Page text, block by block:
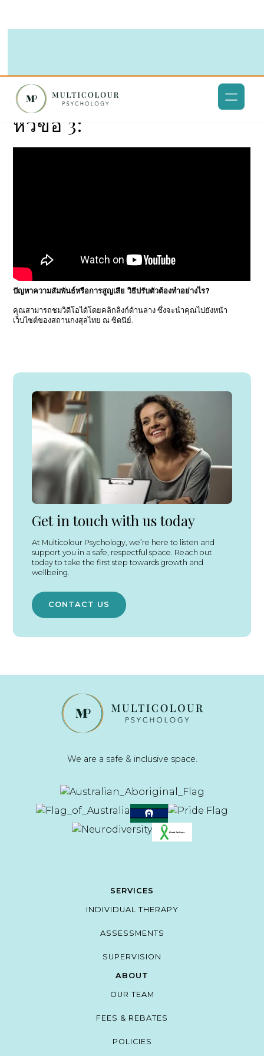
หัวข้อ 3:
ปัญหาความสัมพันธ์หรือการสูญเสีย วิธีปรับตัวต้องทำอย่างไร?
คุณสามารถชมวิดีโอได้โดยคลิกลิงก์ด้านล่าง ซึ่งจะนำคุณไปยังหน้า
เว็บไซต์ของสถานกงสุลไทย ณ ซิดนีย์.
Get in touch with us today
At Multicolour Psychology, we’re here to listen and
support you in a safe, respectful space. Reach out
today to take the first step towards growth and
wellbeing.
CONTACT US
We are a safe & inclusive space.
SERVICES
INDIVIDUAL THERAPY
ASSESSMENTS
SUPERVISION
ABOUT
OUR TEAM
FEES & REBATES
POLICIES